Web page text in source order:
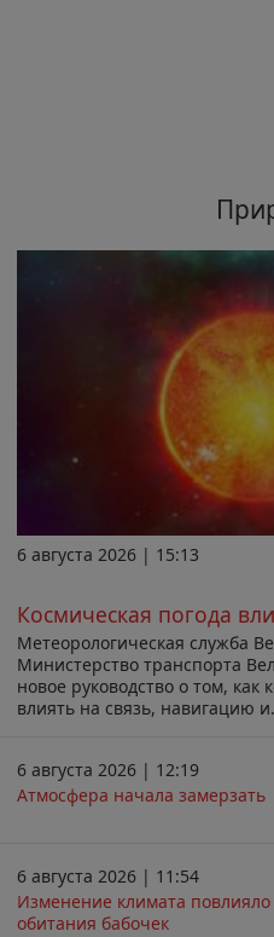
6 августа 2026 | 15:13
Космическая погода
Метеорологическая служба
Министерство транспорта
новое руководство о том, как
влиять на связь, навигацию
6 августа 2026 | 12:19
Атмосфера начала замерзать
6 августа 2026 | 11:54
Изменение климата
обитания бабочек